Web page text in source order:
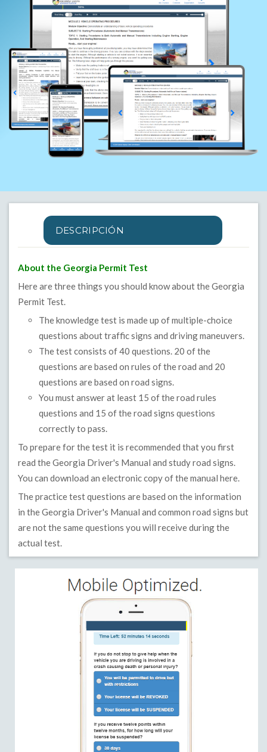
DESCRIPCIÓN
About the Georgia Permit Test
Here are three things you should know about the Georgia
Permit Test.
The knowledge test is made up of multiple-choice
questions about traffic signs and driving maneuvers.
The test consists of 40 questions. 20 of the
questions are based on rules of the road and 20
questions are based on road signs.
You must answer at least 15 of the road rules
questions and 15 of the road signs questions
correctly to pass.
To prepare for the test it is recommended that you first
read the Georgia Driver's Manual and study road signs.
You can download an electronic copy of the manual here.
The practice test questions are based on the information
in the Georgia Driver's Manual and common road signs but
are not the same questions you will receive during the
actual test.